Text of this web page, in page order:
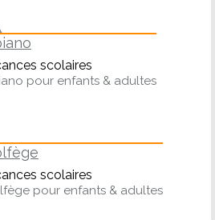
scolaires
pour enfants & adultes
scolaires
pour enfants & adultes